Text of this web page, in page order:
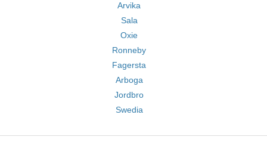
Arvika
Sala
Oxie
Ronneby
Fagersta
Arboga
Jordbro
Swedia